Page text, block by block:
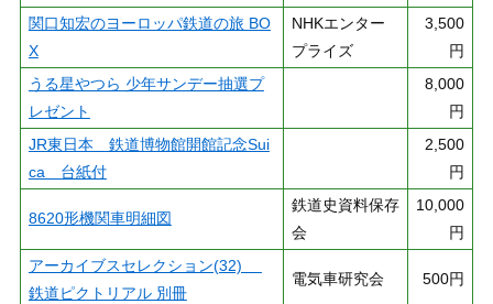
関口知宏のヨーロッパ鉄道の旅 BO
X
NHKエンター
プライズ
3,500
円
うる星やつら 少年サンデー抽選プ
レゼント
8,000
円
JR東日本 鉄道博物館開館記念Sui
ca 台紙付
2,500
円
8620形機関車明細図
鉄道史資料保存
会
10,000
円
アーカイブスセレクション(32)
鉄道ピクトリアル 別冊
電気車研究会 500円